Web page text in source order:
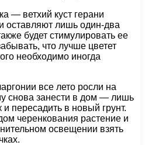
— ветхий куст герани
оставляют лишь один-два
будет стимулировать ее
что лучше цветет
необходимо иногда
все лето росли на
снова занести в дом — лишь
пересадить в новый грунт.
черенкования растение и
освещении взять